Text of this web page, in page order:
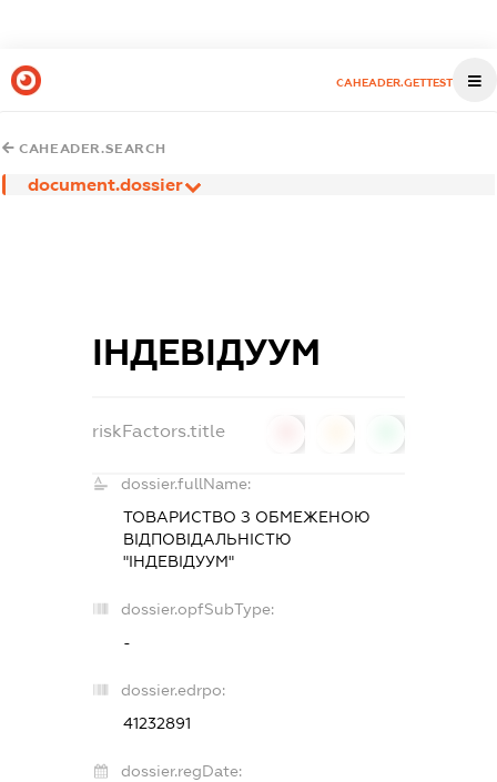
CAHEADER.GETTEST
CAHEADER.SEARCH
document.dossier
ІНДЕВІДУУМ
riskFactors.title
dossier.fullName:
ТОВАРИСТВО З ОБМЕЖЕНОЮ
ВІДПОВІДАЛЬНІСТЮ
"ІНДЕВІДУУМ"
dossier.opfSubType:
-
dossier.edrpo:
41232891
dossier.regDate: